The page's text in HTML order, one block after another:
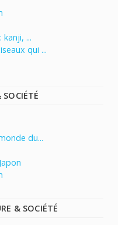
kanji, ...
qui ...
du...
& SOCIÉTÉ